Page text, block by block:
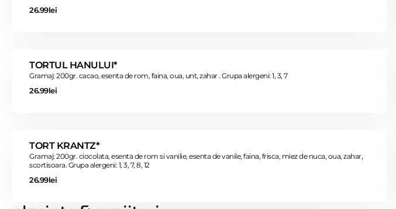
26.99lei
TORTUL HANULUI*
Gramaj: 200gr. cacao, esenta de rom, faina, oua, unt, zahar . Grupa alergeni: 1, 3, 7
26.99lei
TORT KRANTZ*
Gramaj: 200gr. ciocolata, esenta de rom si vanilie, esenta de vanile, faina, frisca, miez de nuca, oua, zahar,
scortisoara. Grupa alergeni: 1, 3, 7, 8, 12
26.99lei